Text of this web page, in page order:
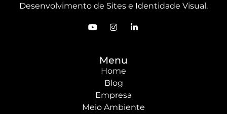
Desenvolvimento de Sites e Identidade Visual.
Menu
Home
Blog
Empresa
Meio Ambiente